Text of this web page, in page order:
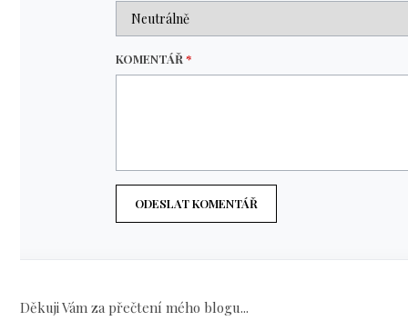
KOMENTÁŘ*
ODESLAT KOMENTÁŘ
Děkuji Vám za přečtení mého blogu...